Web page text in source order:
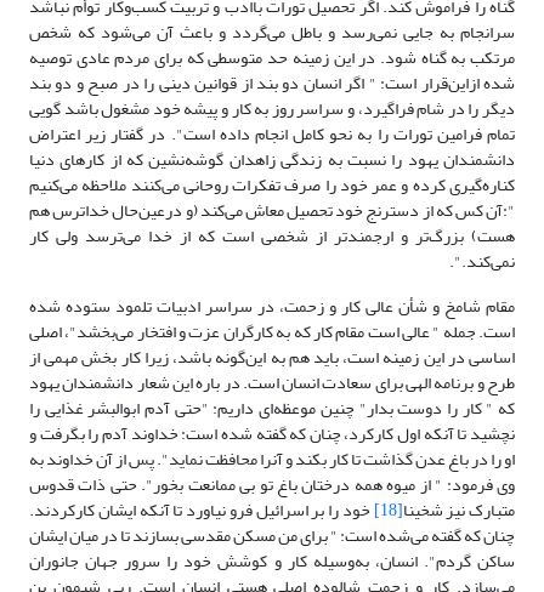
گناه را فراموش کند. اگر تحصیل تورات باادب و تربیت کسب‌وکار توأم نباشد
سرانجام به جایی نمی‌رسد و باطل می‌گردد و باعث آن می‌شود که شخص
مرتکب به گناه شود. در این زمینه حد متوسطی که برای مردم عادی توصیه
شده ازاین‌قرار است: " اگر انسان دو بند از قوانین دینی را در صبح و دو بند
دیگر را در شام فراگیرد، و سراسر روز به کار و پیشه خود مشغول باشد گویی
تمام فرامین تورات را به نحو کامل انجام داده است". در گفتار زیر اعتراض
دانشمندان یهود را نسبت به زندگی زاهدان گوشه‌نشین که از کارهای دنیا
کناره‌گیری کرده و عمر خود را صرف تفکرات روحانی می‌کنند ملاحظه می‌کنیم
":آن کس که از دسترنج خود تحصیل معاش می‌کند (و درعین‌حال خداترس هم
هست) بزرگ‌تر و ارجمندتر از شخصی است که از خدا می‌ترسد ولی کار
نمی‌کند.".
مقام شامخ و شأن عالی کار و زحمت، در سراسر ادبیات تلمود ستوده شده
است. جمله " عالی است مقام کار که به کارگران عزت و افتخار می‌بخشد"، اصلی
اساسی در این زمینه است، باید هم به این‌گونه باشد، زیرا کار بخش مهمی از
طرح و برنامه الهی برای سعادت انسان است. در باره این شعار دانشمندان یهود
که " کار را دوست بدار" چنین موعظه‌ای داریم: "حتی آدم ابوالبشر غذایی را
نچشید تا آنکه اول کارکرد، چنان که گفته شده است: خداوند آدم را بگرفت و
او را در باغ عدن گذاشت تا کار بکند و آنرا محافظت نماید". پس از آن خداوند به
وی فرمود: " از میوه همه درختان باغ تو بی ممانعت بخور". حتی ذات قدوس
متبارک نیز شخینا[18] خود را بر اسرائیل فرو نیاورد تا آنکه ایشان کارکردند.
چنان که گفته می‌شده است: " برای من مسکن مقدسی بسازند تا در میان ایشان
ساکن گردم". انسان، به‌وسیله کار و کوشش خود را سرور جهان جانوران